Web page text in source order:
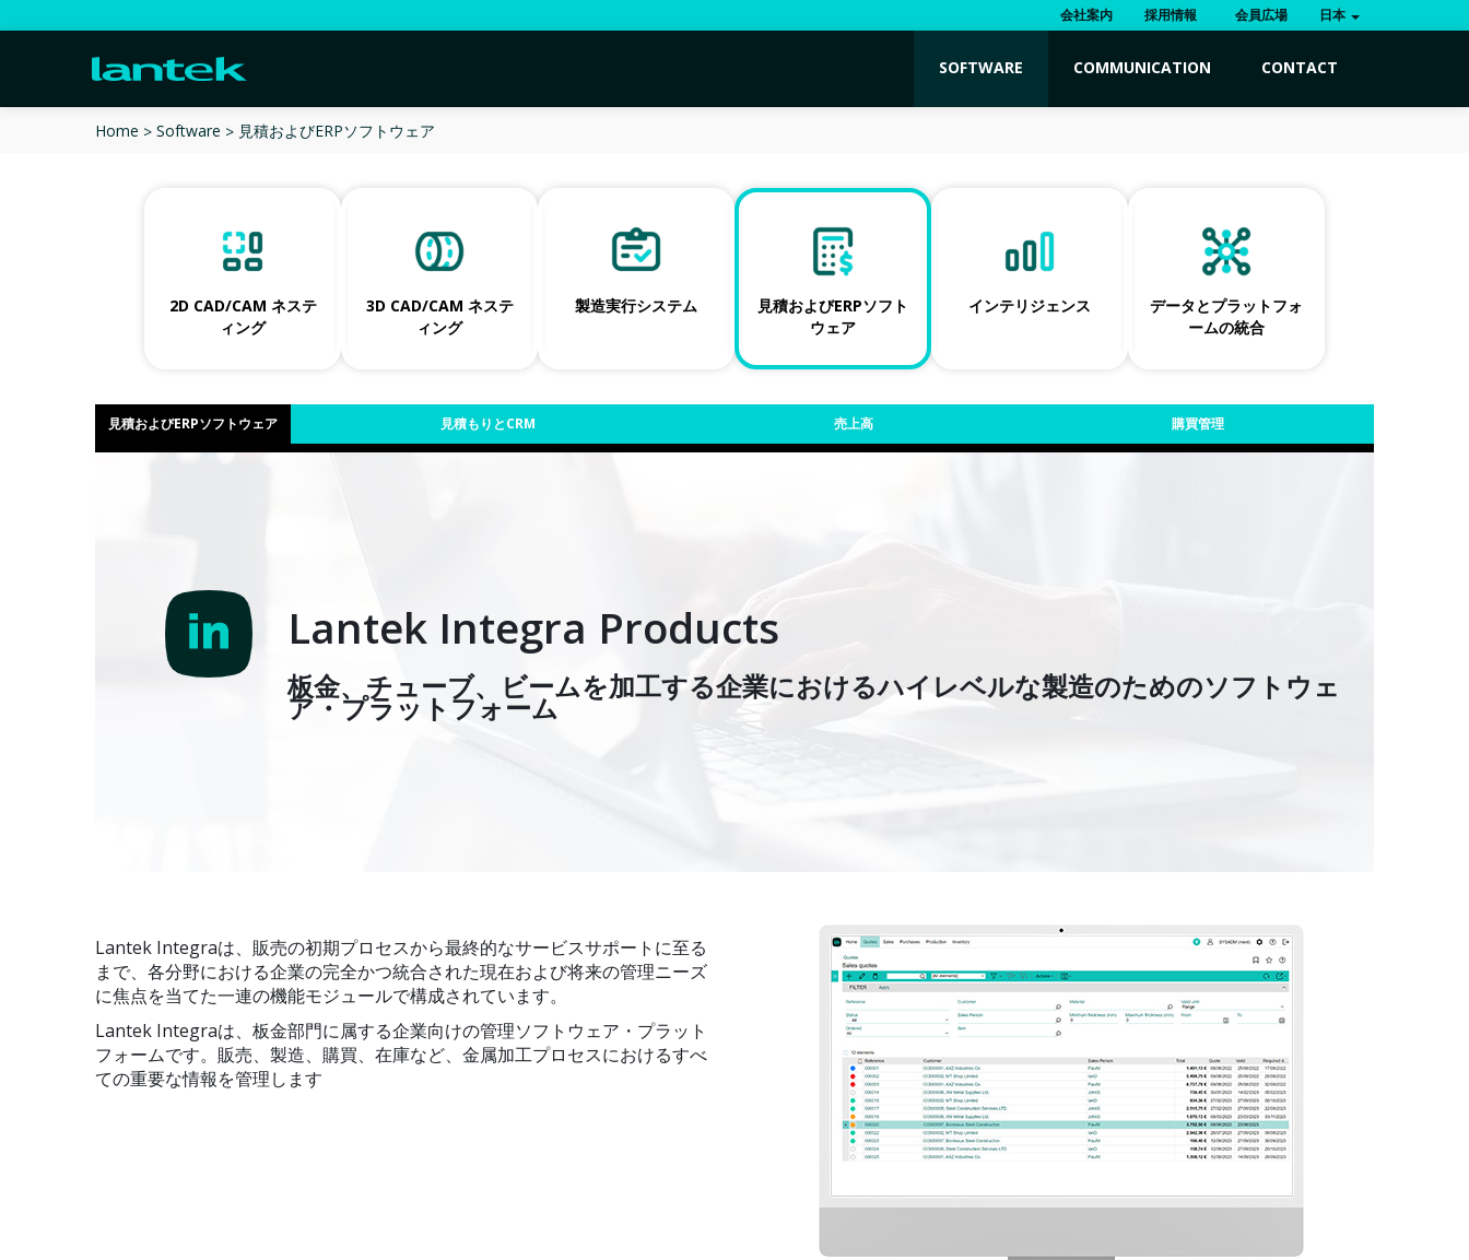
会社案内 採用情報 会員広場 日本
SOFTWARE COMMUNICATION CONTACT
Home Software 見積およびERPソフトウェア
2D CAD/CAM ネステ
ィング
3D CAD/CAM ネステ
ィング
製造実行システム
見積およびERPソフト
ウェア
インテリジェンス
データとプラットフォ
ームの統合
見積およびERPソフトウェア 見積もりとCRM 売上高 購買管理
Lantek Integra Products
板金、チューブ、ビームを加工する企業におけるハイレベルな製造のためのソフトウェ
ア・プラットフォーム
Lantek Integraは、販売の初期プロセスから最終的なサービスサポートに至る
まで、各分野における企業の完全かつ統合された現在および将来の管理ニーズ
に焦点を当てた一連の機能モジュールで構成されています。
Lantek Integraは、板金部門に属する企業向けの管理ソフトウェア・プラット
フォームです。販売、製造、購買、在庫など、金属加工プロセスにおけるすべ
ての重要な情報を管理します